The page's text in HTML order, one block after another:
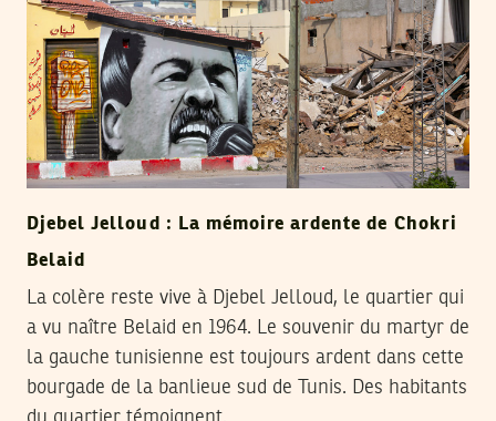
Djebel Jelloud : La mémoire ardente de Chokri
Belaid
La colère reste vive à Djebel Jelloud, le quartier qui
a vu naître Belaid en 1964. Le souvenir du martyr de
la gauche tunisienne est toujours ardent dans cette
bourgade de la banlieue sud de Tunis. Des habitants